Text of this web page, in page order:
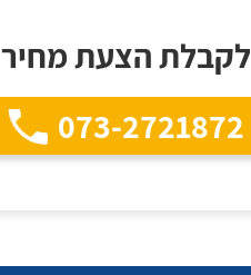
לקבלת הצעת מחיר
073-2721872